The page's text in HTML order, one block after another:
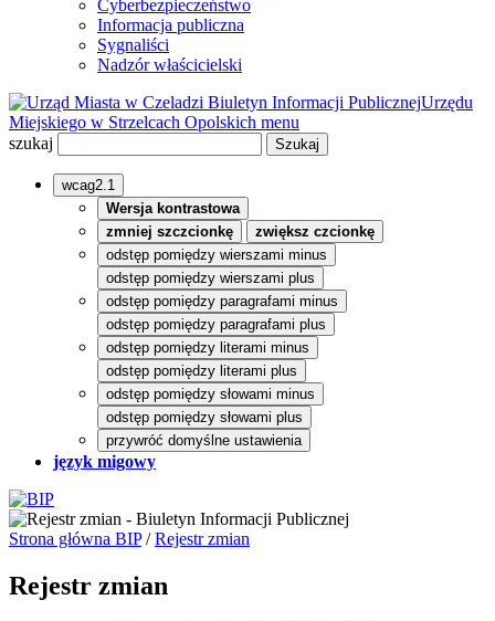
Cyberbezpieczeństwo
Informacja publiczna
Sygnaliści
Nadzór właścicielski
Biuletyn Informacji PublicznejUrzędu
Miejskiego w Strzelcach Opolskich menu
szukaj
wcag2.1
Wersja kontrastowa
zmniej szczcionkę
zwiększ czcionkę
odstęp pomiędzy wierszami minus
odstęp pomiędzy wierszami plus
odstęp pomiędzy paragrafami minus
odstęp pomiędzy paragrafami plus
odstęp pomiędzy literami minus
odstęp pomiędzy literami plus
odstęp pomiędzy słowami minus
odstęp pomiędzy słowami plus
przywróć domyślne ustawienia
język migowy
Strona główna BIP/Rejestr zmian
Rejestr zmian